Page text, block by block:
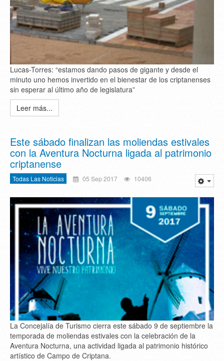
Lucas-Torres: “estamos dando pasos de gigante y desde el
minuto uno hemos invertido en el bienestar de los criptanenses
sin esperar al último año de legislatura”
Leer más...
Este sábado finalizan las moliendas estivales
con la Aventura Nocturna ligada al patrimonio
criptanense
Todas Las Noticias 05 Sep 2017 10406
La Concejalía de Turismo cierra este sábado 9 de septiembre la
temporada de moliendas estivales con la celebración de la
Aventura Nocturna, una actividad ligada al patrimonio histórico
artístico de Campo de Criptana.